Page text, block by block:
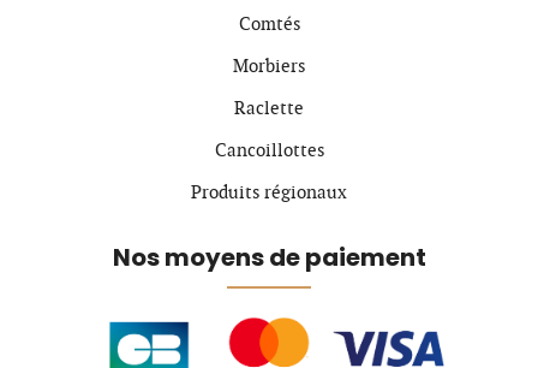
Comtés
Morbiers
Raclette
Cancoillottes
Produits régionaux
Nos moyens de paiement